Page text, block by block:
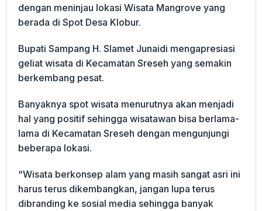
dengan meninjau lokasi Wisata Mangrove yang
berada di Spot Desa Klobur.
Bupati Sampang H. Slamet Junaidi mengapresiasi
geliat wisata di Kecamatan Sreseh yang semakin
berkembang pesat.
Banyaknya spot wisata menurutnya akan menjadi
hal yang positif sehingga wisatawan bisa berlama-
lama di Kecamatan Sreseh dengan mengunjungi
beberapa lokasi.
“Wisata berkonsep alam yang masih sangat asri ini
harus terus dikembangkan, jangan lupa terus
dibranding ke sosial media sehingga banyak